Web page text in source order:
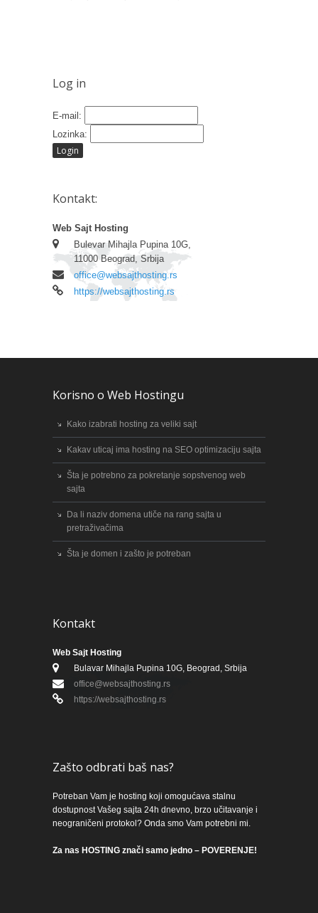
Log in
E-mail:
Lozinka:
Kontakt:
Web Sajt Hosting
Bulevar Mihajla Pupina 10G,
11000 Beograd, Srbija
office@websajthosting.rs
https://websajthosting.rs
Korisno o Web Hostingu
Kako izabrati hosting za veliki sajt
Kakav uticaj ima hosting na SEO optimizaciju sajta
Šta je potrebno za pokretanje sopstvenog web
sajta
Da li naziv domena utiče na rang sajta u
pretraživačima
Šta je domen i zašto je potreban
Kontakt
Web Sajt Hosting
Bulavar Mihajla Pupina 10G, Beograd, Srbija
office@websajthosting.rs
https://websajthosting.rs
Zašto odbrati baš nas?
Potreban Vam je hosting koji omogućava stalnu
dostupnost Vašeg sajta 24h dnevno, brzo učitavanje i
neograničeni protokol? Onda smo Vam potrebni mi.
Za nas HOSTING znači samo jedno – POVERENJE!